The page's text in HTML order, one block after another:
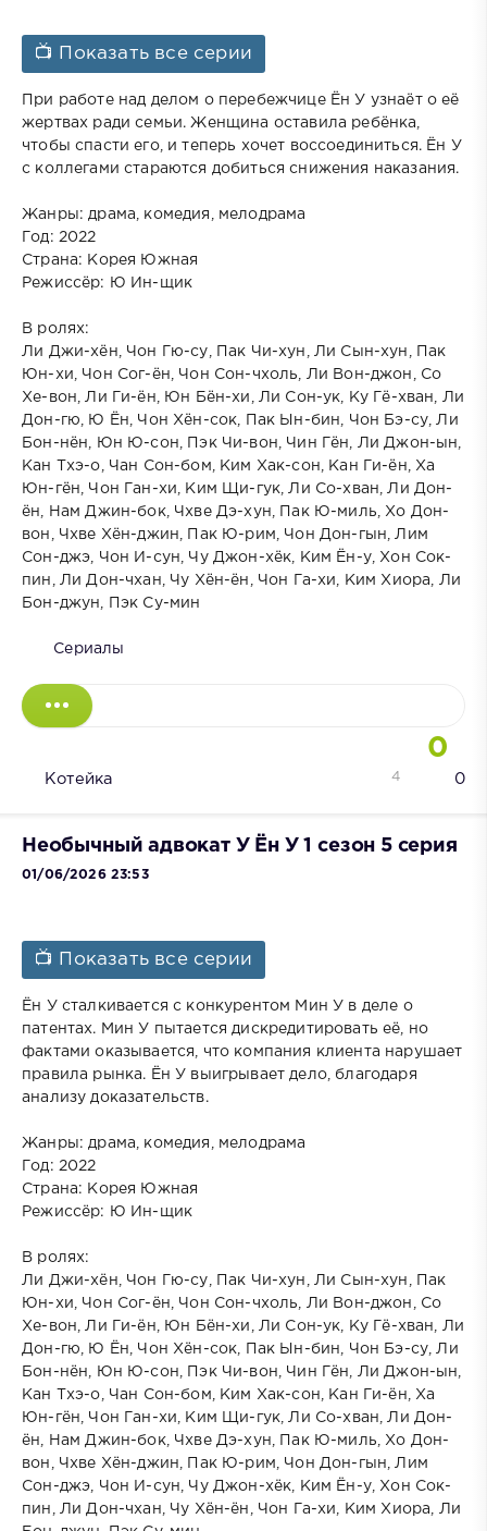
📺 Показать все серии
При работе над делом о перебежчице Ён У узнаёт о её
жертвах ради семьи. Женщина оставила ребёнка,
чтобы спасти его, и теперь хочет воссоединиться. Ён У
с коллегами стараются добиться снижения наказания.
Жанры: драма, комедия, мелодрама
Год: 2022
Страна: Корея Южная
Режиссёр: Ю Ин-щик
В ролях:
Ли Джи-хён, Чон Гю-су, Пак Чи-хун, Ли Сын-хун, Пак
Юн-хи, Чон Сог-ён, Чон Сон-чхоль, Ли Вон-джон, Со
Хе-вон, Ли Ги-ён, Юн Бён-хи, Ли Сон-ук, Ку Гё-хван, Ли
Дон-гю, Ю Ён, Чон Хён-сок, Пак Ын-бин, Чон Бэ-су, Ли
Бон-нён, Юн Ю-сон, Пэк Чи-вон, Чин Гён, Ли Джон-ын,
Кан Тхэ-о, Чан Сон-бом, Ким Хак-сон, Кан Ги-ён, Ха
Юн-гён, Чон Ган-хи, Ким Щи-гук, Ли Со-хван, Ли Дон-
ён, Нам Джин-бок, Чхве Дэ-хун, Пак Ю-миль, Хо Дон-
вон, Чхве Хён-джин, Пак Ю-рим, Чон Дон-гын, Лим
Сон-джэ, Чон И-сун, Чу Джон-хёк, Ким Ён-у, Хон Сок-
пин, Ли Дон-чхан, Чу Хён-ён, Чон Га-хи, Ким Хиора, Ли
Бон-джун, Пэк Су-мин
Сериалы
0
Котейка 0
4
Необычный адвокат У Ён У 1 сезон 5 серия
01/06/2026 23:53
📺 Показать все серии
Ён У сталкивается с конкурентом Мин У в деле о
патентах. Мин У пытается дискредитировать её, но
фактами оказывается, что компания клиента нарушает
правила рынка. Ён У выигрывает дело, благодаря
анализу доказательств.
Жанры: драма, комедия, мелодрама
Год: 2022
Страна: Корея Южная
Режиссёр: Ю Ин-щик
В ролях:
Ли Джи-хён, Чон Гю-су, Пак Чи-хун, Ли Сын-хун, Пак
Юн-хи, Чон Сог-ён, Чон Сон-чхоль, Ли Вон-джон, Со
Хе-вон, Ли Ги-ён, Юн Бён-хи, Ли Сон-ук, Ку Гё-хван, Ли
Дон-гю, Ю Ён, Чон Хён-сок, Пак Ын-бин, Чон Бэ-су, Ли
Бон-нён, Юн Ю-сон, Пэк Чи-вон, Чин Гён, Ли Джон-ын,
Кан Тхэ-о, Чан Сон-бом, Ким Хак-сон, Кан Ги-ён, Ха
Юн-гён, Чон Ган-хи, Ким Щи-гук, Ли Со-хван, Ли Дон-
ён, Нам Джин-бок, Чхве Дэ-хун, Пак Ю-миль, Хо Дон-
вон, Чхве Хён-джин, Пак Ю-рим, Чон Дон-гын, Лим
Сон-джэ, Чон И-сун, Чу Джон-хёк, Ким Ён-у, Хон Сок-
пин, Ли Дон-чхан, Чу Хён-ён, Чон Га-хи, Ким Хиора, Ли